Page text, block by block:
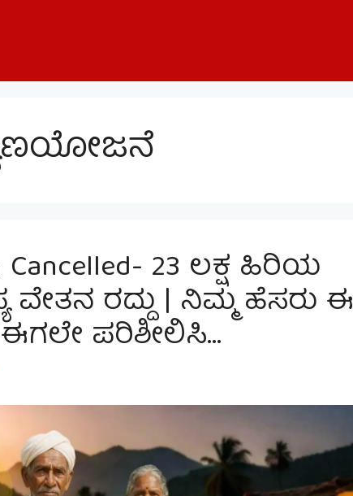
Cancelled- 23 ಲಕ್ಷ ಹಿರಿಯ
ವೇತನ ರದ್ದು | ನಿಮ್ಮ ಹೆಸರು ಈ
ಪರಿಶೀಲಿಸಿ…